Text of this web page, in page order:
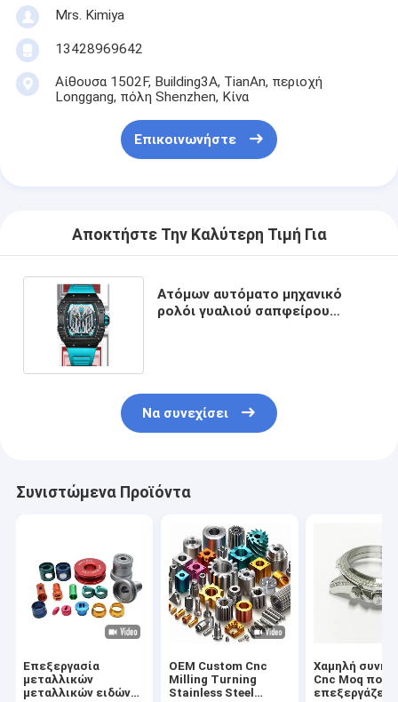
Mrs. Kimiya
13428969642
Αίθουσα 1502F, Building3A, TianAn, περιοχή
Longgang, πόλη Shenzhen, Κίνα
Επικοινωνήστε
Αποκτήστε Την Καλύτερη Τιμή Για
Ατόμων αυτόματο μηχανικό
ρολόι γυαλιού σαπφείρου
Να συνεχίσει
Συνιστώμενα Προϊόντα
Επεξεργασία
μεταλλικών
μεταλλικών ειδών
OEM Custom Cnc
Milling Turning
Stainless Steel
Χαμηλή
Cnc Moq που